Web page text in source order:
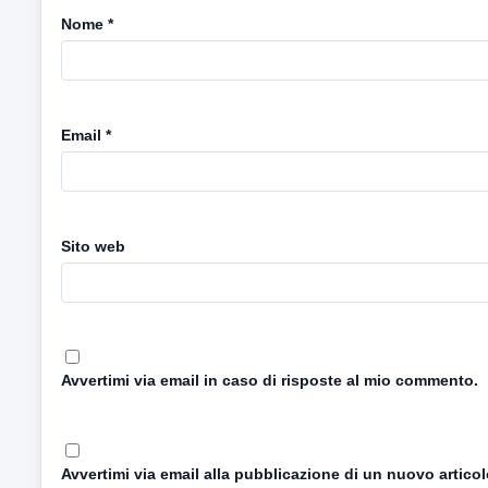
Nome *
Email *
Sito web
Avvertimi via email in caso di risposte al mio commento.
Avvertimi via email alla pubblicazione di un nuovo